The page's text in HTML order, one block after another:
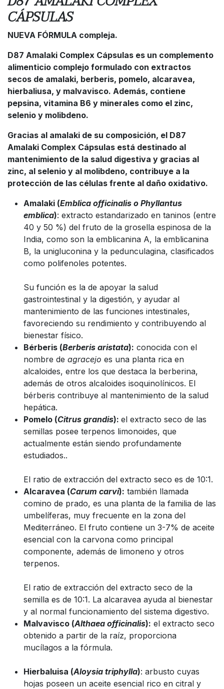
CÁPSULAS
NUEVA FÓRMULA compleja.
D87 Amalaki Complex Cápsulas es un complemento
alimenticio complejo formulado con extractos
secos de amalaki, berberis, pomelo, alcaravea,
hierbaliusa, y malvavisco. Además, contiene
pepsina, vitamina B6 y minerales como el zinc,
selenio y molibdeno.
Gracias al amalaki de su composición, el D87
Amalaki Complex Cápsulas está destinado al
mantenimiento de la salud digestiva y gracias al
zinc, al selenio y al molibdeno, contribuye a la
protección de las células frente al daño oxidativo.
Amalaki (Emblica officinalis o Phyllantus
emblica): extracto estandarizado en taninos (entre
40 y 50 %) del fruto de la grosella espinosa de la
India, como son la emblicanina A, la emblicanina
B, la unigluconina y la pedunculagina, clasificados
como polifenoles potentes.
Su función es la de apoyar la salud
gastrointestinal y la digestión, y ayudar al
mantenimiento de las funciones intestinales,
favoreciendo su rendimiento y contribuyendo al
bienestar físico.
Bérberis (Berberis aristata): conocida con el
nombre de agracejo es una planta rica en
alcaloides, entre los que destaca la berberina,
además de otros alcaloides isoquinolínicos. El
bérberis contribuye al mantenimiento de la salud
hepática.
Pomelo (Citrus grandis): el extracto seco de las
semillas posee terpenos limonoides, que
actualmente están siendo profundamente
estudiados..
El ratio de extracción del extracto seco es de 10:1.
Alcaravea (Carum carvi): también llamada
comino de prado, es una planta de la familia de las
umbelíferas, muy frecuente en la zona del
Mediterráneo. El fruto contiene un 3-7% de aceite
esencial con la carvona como principal
componente, además de limoneno y otros
terpenos.
El ratio de extracción del extracto seco de la
semilla es de 10:1. La alcaravea ayuda al bienestar
y al normal funcionamiento del sistema digestivo.
Malvavisco (Althaea officinalis): el extracto seco
obtenido a partir de la raíz, proporciona
mucílagos a la fórmula.
Hierbaluisa (Aloysia triphylla): arbusto cuyas
hojas poseen un aceite esencial rico en citral y